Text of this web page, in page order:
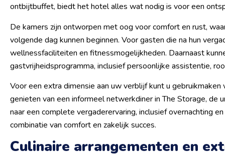
ontbijtbuffet, biedt het hotel alles wat nodig is voor een
De kamers zijn ontworpen met oog voor comfort en rust,
volgende dag kunnen beginnen. Voor gasten die na hun
wellnessfaciliteiten en fitnessmogelijkheden. Daarnaast
gastvrijheidsprogramma, inclusief persoonlijke assistentie,
Voor een extra dimensie aan uw verblijf kunt u
genieten van een informeel netwerkdiner in The Storage, de
naar een complete vergaderervaring, inclusief overnachting
combinatie van comfort en zakelijk succes.
Culinaire arrangementen en